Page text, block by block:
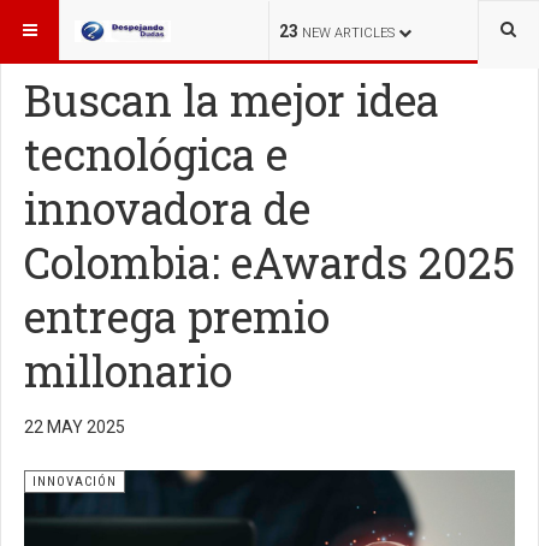
23 NEW ARTICLES
ESTÁ AQUÍ: INNOVACIÓN
Buscan la mejor idea
tecnológica e
innovadora de
Colombia: eAwards 2025
entrega premio
millonario
22 MAY 2025
INNOVACIÓN